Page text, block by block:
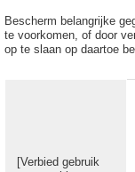
Bescherm belangrijke
te voorkomen, of door
op te slaan op daartoe
[Verbied gebruik